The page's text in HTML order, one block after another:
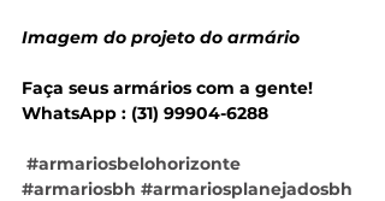
Imagem do projeto do armário
Faça seus armários com a gente!
WhatsApp : (31) 99904-6288
#armariosbelohorizonte
#armariosbh #armariosplanejadosbh